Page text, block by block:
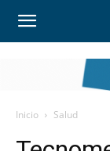
Inicio Salud